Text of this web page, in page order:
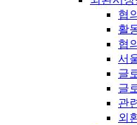
협
활
협
서
글
글
관
외